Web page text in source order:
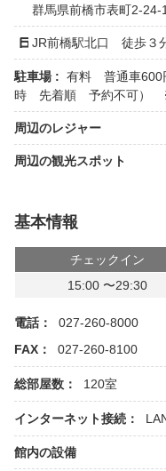
群馬県前橋市表町2-24-1
JR前橋駅北口 徒歩３
駐車場 : 有料 普通車600
時 先着順 予約不可） ※
周辺のレジャー
周辺の観光スポット
基本情報
チェックイン
15:00 〜29:30
電話：
027-260-8000
FAX：
027-260-8100
総部屋数： 120室
インターネット接続：
館内の設備